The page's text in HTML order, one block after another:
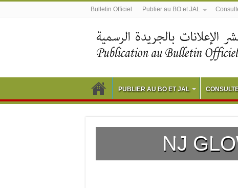
Bulletin Officiel Publier au BO et JAL
PUBLIER AU BO ET JAL
NJ